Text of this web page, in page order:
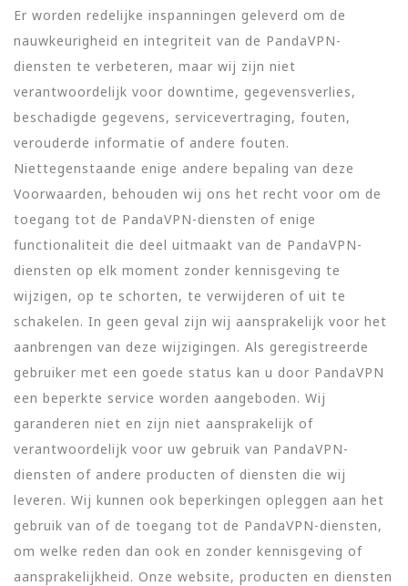
Er worden redelijke inspanningen geleverd om de
nauwkeurigheid en integriteit van de PandaVPN-
diensten te verbeteren, maar wij zijn niet
verantwoordelijk voor downtime, gegevensverlies,
beschadigde gegevens, servicevertraging, fouten,
verouderde informatie of andere fouten.
Niettegenstaande enige andere bepaling van deze
Voorwaarden, behouden wij ons het recht voor om de
toegang tot de PandaVPN-diensten of enige
functionaliteit die deel uitmaakt van de PandaVPN-
diensten op elk moment zonder kennisgeving te
wijzigen, op te schorten, te verwijderen of uit te
schakelen. In geen geval zijn wij aansprakelijk voor het
aanbrengen van deze wijzigingen. Als geregistreerde
gebruiker met een goede status kan u door PandaVPN
een beperkte service worden aangeboden. Wij
garanderen niet en zijn niet aansprakelijk of
verantwoordelijk voor uw gebruik van PandaVPN-
diensten of andere producten of diensten die wij
leveren. Wij kunnen ook beperkingen opleggen aan het
gebruik van of de toegang tot de PandaVPN-diensten,
om welke reden dan ook en zonder kennisgeving of
aansprakelijkheid. Onze website, producten en diensten